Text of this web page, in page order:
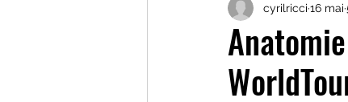
les matières grasses
nutrition sportive
cyrilricci 16 mai